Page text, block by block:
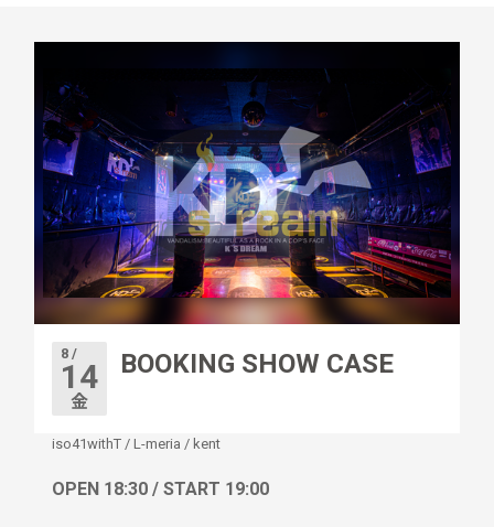
8 /
14
金
BOOKING SHOW CASE
iso41withT / L-meria / kent
OPEN 18:30 / START 19:00